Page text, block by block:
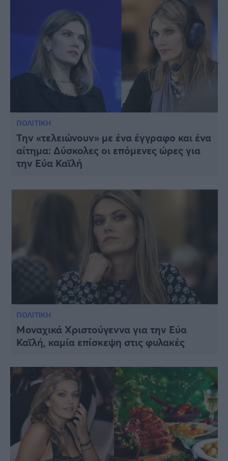
ΠΟΛΙΤΙΚΗ
Την «τελειώνουν» με ένα έγγραφο και ένα
αίτημα: Δύσκολες οι επόμενες ώρες για
την Εύα Καϊλή
ΠΟΛΙΤΙΚΗ
Μοναχικά Χριστούγεννα για την Εύα
Καϊλή, καμία επίσκεψη στις φυλακές